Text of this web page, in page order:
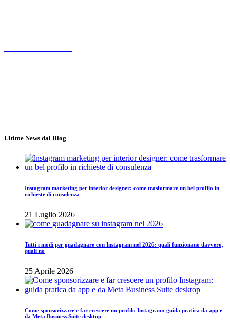
Ultime News dal Blog
Instagram marketing per interior designer: come trasformare un bel profilo in
richieste di consulenza
21 Luglio 2026
Tutti i modi per guadagnare con Instagram nel 2026: quali funzionano davvero,
quali no
25 Aprile 2026
Come sponsorizzare e far crescere un profilo Instagram: guida pratica da app e
da Meta Business Suite desktop